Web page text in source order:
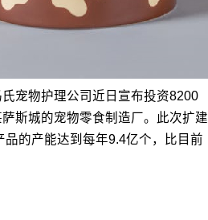
宠物护理公司近日宣布投资8200
斯城的宠物零食制造厂。此次扩建
的产能达到每年9.4亿个，比目前